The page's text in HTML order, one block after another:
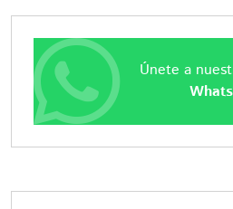
Únete a